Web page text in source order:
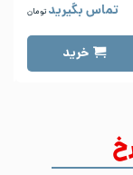
تماس بگیرید تومان
خرید